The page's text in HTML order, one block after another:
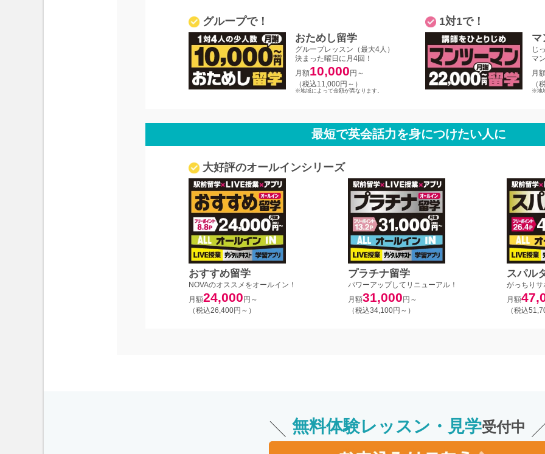
グループで！
おためし留学
グループレッスン（最大4人）
決まった曜日に月4回！
月額10,000円～
（税込11,000円～）
※地域によって金額が異なります。
1対1で！
マ
じ
マ
月
（
※地
最短で英会話力を身につけたい人に
大好評のオールインシリーズ
おすすめ留学
NOVAのオススメをオールイン！
月額24,000円～
（税込26,400円～）
プラチナ留学
パワーアップしてリニューアル！
月額31,000円～
（税込34,100円～）
スパル
がっちり
月額
（税込
無料体験レッスン・見学受付中